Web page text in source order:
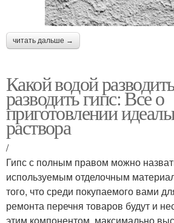
читать дальше →
Какой водой
разводить гипс: Все о
приготовлении
раствора
/
Гипс с полным правом можно
используемым отделочным
того, что среди покупаемого вами
ремонта перечня товаров будут и